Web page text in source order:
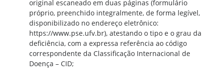
original escaneado em duas páginas (formulário
próprio, preenchido integralmente, de forma legível,
disponibilizado no endereço eletrônico:
https://www.pse.ufv.br), atestando o tipo e o grau da
deficiência, com a expressa referência ao código
correspondente da Classificação Internacional de
Doença – CID;